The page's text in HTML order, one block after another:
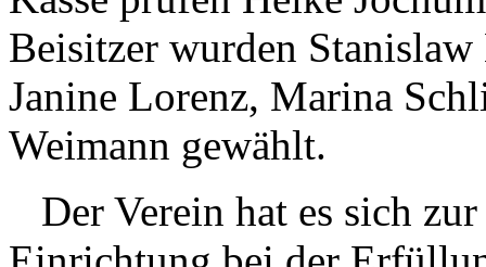
Beisitzer wurden
Janine Lorenz, Marina
Weimann gewählt.
Der Verein hat es sich